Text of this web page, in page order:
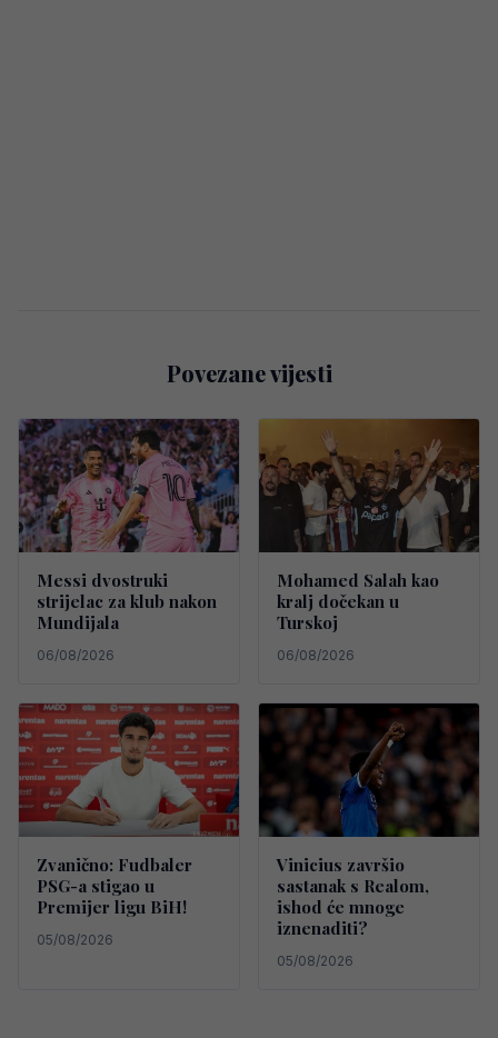
Povezane vijesti
Messi dvostruki
strijelac za klub nakon
Mundijala
06/08/2026
Mohamed Salah kao
kralj dočekan u
Turskoj
06/08/2026
Zvanično: Fudbaler
PSG-a stigao u
Premijer ligu BiH!
05/08/2026
Vinicius završio
sastanak s Realom,
ishod će mnoge
iznenaditi?
05/08/2026